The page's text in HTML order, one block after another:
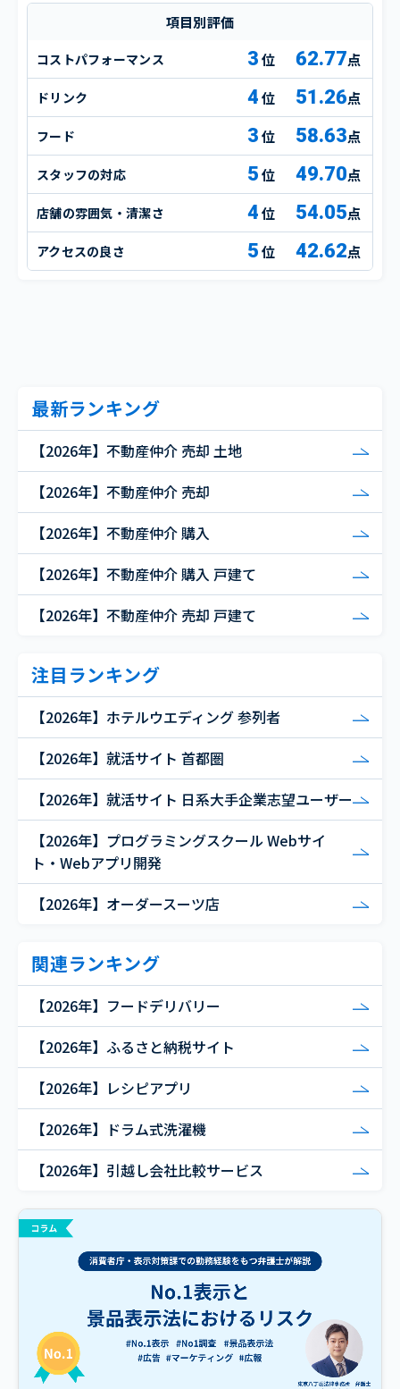
項目別評価
コストパフォーマンス 3 62.77点
ドリンク 4 51.26点
フード 3 58.63点
スタッフの対応 5 49.70点
店舗の雰囲気・清潔さ 4 54.05点
アクセスの良さ 5 42.62点
最新ランキング
【2026年】不動産仲介 売却 土地
【2026年】不動産仲介 売却
【2026年】不動産仲介 購入
【2026年】不動産仲介 購入 戸建て
【2026年】不動産仲介 売却 戸建て
注目ランキング
【2026年】ホテルウエディング 参列者
【2026年】就活サイト 首都圏
【2026年】就活サイト 日系大手企業志望ユーザー
【2026年】プログラミングスクール Webサイ
ト・Webアプリ開発
【2026年】オーダースーツ店
関連ランキング
【2026年】フードデリバリー
【2026年】ふるさと納税サイト
【2026年】レシピアプリ
【2026年】ドラム式洗濯機
【2026年】引越し会社比較サービス